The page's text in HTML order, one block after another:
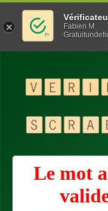
Le mot
Fabien M